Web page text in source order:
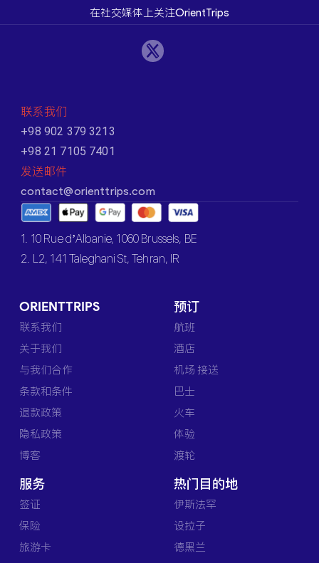
在社交媒体上关注OrientTrips
联系我们
+98 902 379 3213
+98 21 7105 7401
发送邮件
contact@orienttrips.com
1. 10 Rue d’Albanie, 1060 Brussels, BE
2. L2, 141 Taleghani St, Tehran, IR
ORIENTTRIPS
联系我们
关于我们
与我们合作
条款和条件
退款政策
隐私政策
博客
预订
航班
酒店
机场 接送
巴士
火车
体验
渡轮
服务
签证
保险
旅游卡
热门目的地
伊斯法罕
设拉子
德黑兰